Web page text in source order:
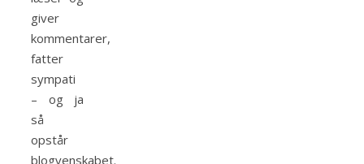
giver
kommentarer,
fatter
sympati
– og ja
så
opstår
blogvenskabet.